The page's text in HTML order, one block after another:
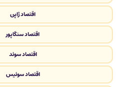
اقتصاد ژاپن
اقتصاد سنگاپور
اقتصاد سوئد
اقتصاد سوئیس